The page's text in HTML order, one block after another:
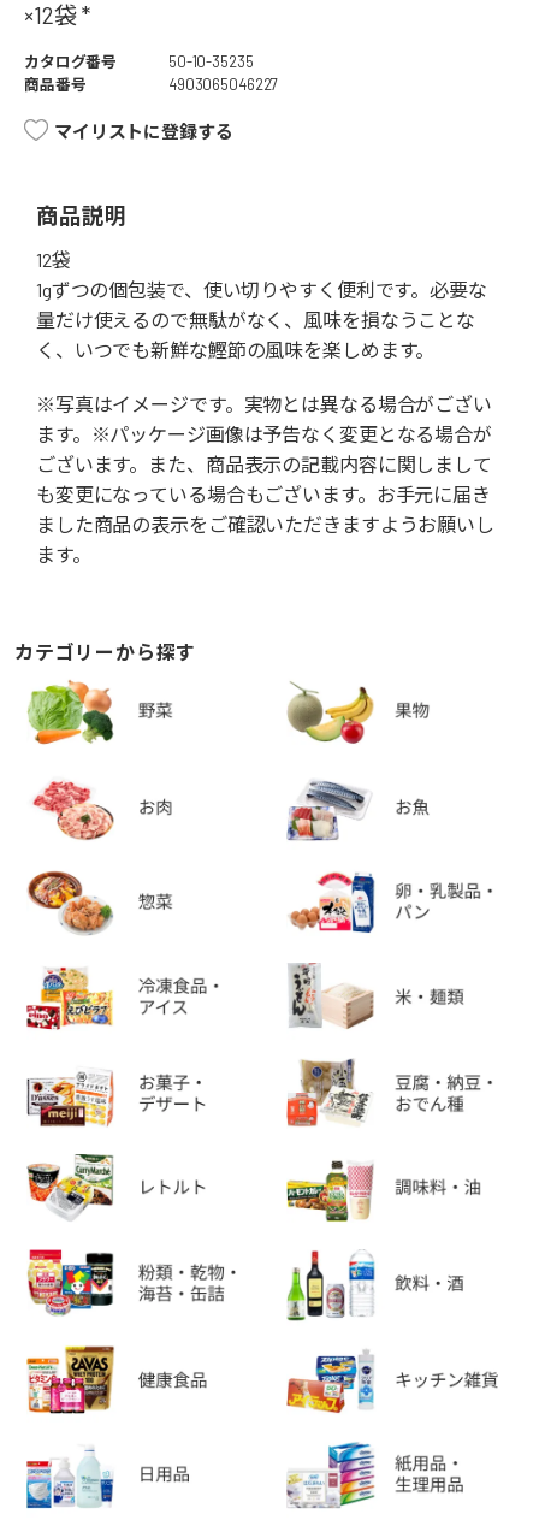
×12袋 *
カタログ番号
50-10-35235
商品番号
4903065046227
マイリストに登録する
商品説明
12袋
1gずつの個包装で、使い切りやすく便利です。必要な
量だけ使えるので無駄がなく、風味を損なうことな
く、いつでも新鮮な鰹節の風味を楽しめます。
※写真はイメージです。実物とは異なる場合がござい
ます。※パッケージ画像は予告なく変更となる場合が
ございます。また、商品表示の記載内容に関しまして
も変更になっている場合もございます。お手元に届き
ました商品の表示をご確認いただきますようお願いし
ます。
カテゴリーから探す